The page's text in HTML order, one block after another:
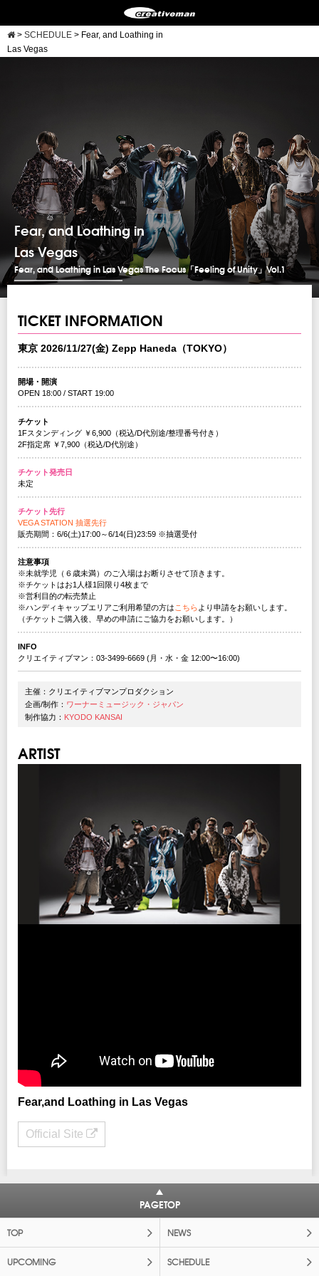
> SCHEDULE > Fear, and Loathing in
Las Vegas
Fear, and Loathing in
Las Vegas
Fear, and Loathing in Las Vegas The Focus「Feeling of Unity」Vol.1
TICKET INFORMATION
東京 2026/11/27(金) Zepp Haneda（TOKYO）
開場・開演
OPEN 18:00 / START 19:00
チケット
1Fスタンディング ￥6,900（税込/D代別途/整理番号付き）
2F指定席 ￥7,900（税込/D代別途）
チケット発売日
未定
チケット先行
VEGA STATION 抽選先行
販売期間：6/6(土)17:00～6/14(日)23:59 ※抽選受付
注意事項
※未就学児（６歳未満）のご入場はお断りさせて頂きます。
※チケットはお1人様1回限り4枚まで
※営利目的の転売禁止
※ハンディキャップエリアご利用希望の方は こちら より申請をお願いします。
（チケットご購入後、早めの申請にご協力をお願いします。）
INFO
クリエイティブマン：03-3499-6669 (月・水・金 12:00〜16:00)
主催：クリエイティブマンプロダクション
企画/制作： ワーナーミュージック・ジャパン
制作協力： KYODO KANSAI
ARTIST
Fear,and Loathing in Las Vegas
Official Site
PAGETOP
TOP NEWS
UPCOMING SCHEDULE